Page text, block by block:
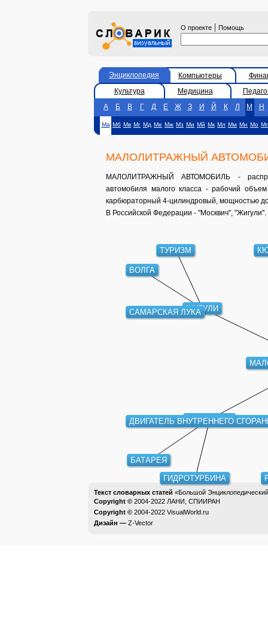
О проекте | Помощь
Энциклопедия Компьютеры
Культура
Медицина
А
Б В Г Д Е Ж З И Й К Л М Н
Ма Мб Мв Мг Мд Ме Мж Мз Ми Мй Мк Мл Мм Мн Мо Мп
МАЛОЛИТРАЖНЫЙ
МАЛОЛИТРАЖНЫЙ АВТОМОБИЛЬ -
автомобиля малого класса - рабочий
карбюраторный 4-цилиндровый, мощностью
В Российской Федерации - "Москвич", "Жигули".
ЖИГУЛИ
ДВИГАТЕЛЬ
САМАРСКАЯ ЛУКА
ВОЛГА
ТУРИЗМ
ДВИГАТЕЛЬ ВНУТРЕННЕГО
ГИДРОТУРБИНА
БАТАРЕЯ
Текст словарных статей «Большой
Copyright © 2004-2022 ЛАНИ, СПИИРАН
Copyright © 2004-2022 VisualWorld.ru
Дизайн — Z-Vector